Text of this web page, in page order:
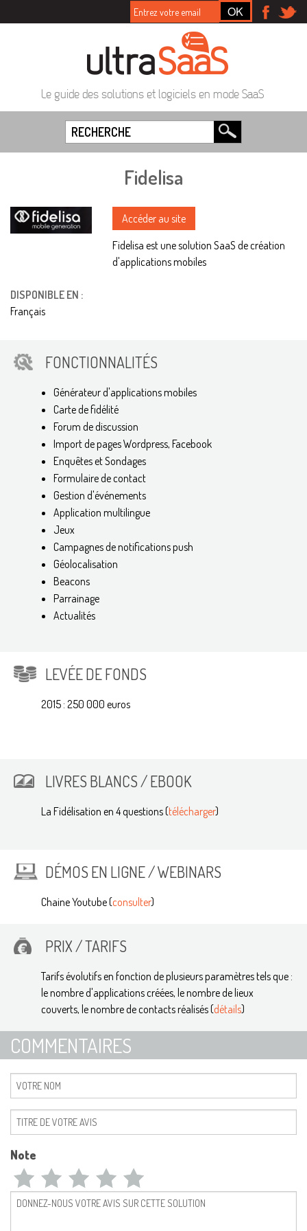
Le guide des solutions et logiciels en mode SaaS
Fidelisa
Accéder au site
Fidelisa est une solution SaaS de création
d'applications mobiles
DISPONIBLE EN :
Français
FONCTIONNALITÉS
Générateur d'applications mobiles
Carte de fidélité
Forum de discussion
Import de pages Wordpress, Facebook
Enquêtes et Sondages
Formulaire de contact
Gestion d'événements
Application multilingue
Jeux
Campagnes de notifications push
Géolocalisation
Beacons
Parrainage
Actualités
LEVÉE DE FONDS
2015 : 250 000 euros
LIVRES BLANCS / EBOOK
La Fidélisation en 4 questions (télécharger)
DÉMOS EN LIGNE / WEBINARS
Chaine Youtube (consulter)
PRIX / TARIFS
Tarifs évolutifs en fonction de plusieurs paramètres tels que :
le nombre d'applications créées, le nombre de lieux
couverts, le nombre de contacts réalisés (détails)
COMMENTAIRES
Note